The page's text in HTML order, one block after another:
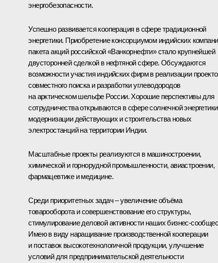
энергобезопасности.
Успешно развивается кооперация в сфере традиционной
энергетики. Приобретение консорциумом индийских
пакета акций российской «Ванкорнефти» стало крупнейшей
двусторонней сделкой в нефтяной сфере. Обсуждаются
возможности участия индийских фирм в реализации
совместного поиска и разработки углеводородов
на арктическом шельфе России. Хорошие перспективы для
сотрудничества открываются в сфере солнечной
модернизации действующих и строительства новых
электростанций на территории Индии.
Масштабные проекты реализуются в машиностроении,
химической и горнорудной промышленности, авиастроении,
фармацевтике и медицине.
Среди приоритетных задач – увеличение объёма
товарооборота и совершенствование его структуры,
стимулирование деловой активности наших бизнес-
Имею в виду наращивание производственной кооперации
и поставок высокотехнологичной продукции, улучшение
условий для предпринимательской деятельности